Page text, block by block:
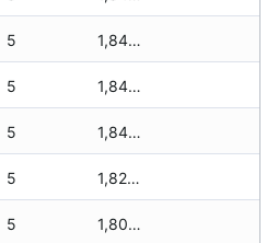
5 1,840 zł
5 1,840 zł
5 1,840 zł
5 1,820 zł
5 1,800 zł